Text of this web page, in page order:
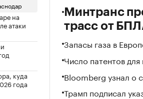
на
атаки
куда
года
Минтранс
трасс от
Запасы газа в
Число патентов
Bloomberg узнал о
Трамп подписал